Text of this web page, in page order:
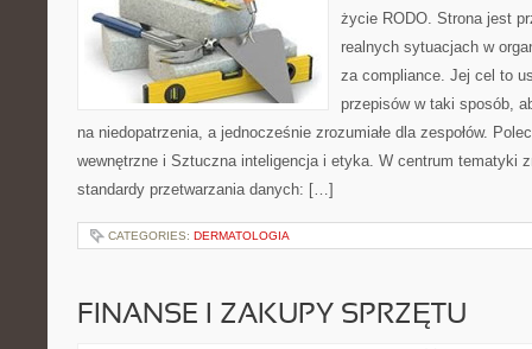
życie RODO. Strona jest
realnych sytuacjach w
za compliance. Jej cel to
przepisów w taki sposób,
na niedopatrzenia, a jednocześnie zrozumiałe dla zespołów.
wewnętrzne i Sztuczna inteligencja i etyka. W centrum tematyki
standardy przetwarzania danych: […]
CATEGORIES: DERMATOLOGIA
FINANSE I ZAKUPY SPRZĘTU